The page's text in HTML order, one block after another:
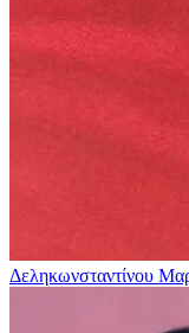
Δεληκωνσταντίνου